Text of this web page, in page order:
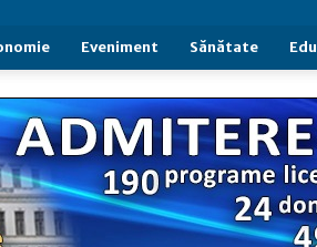
Cuvântul
Libertăţii
Eveniment Sănătate